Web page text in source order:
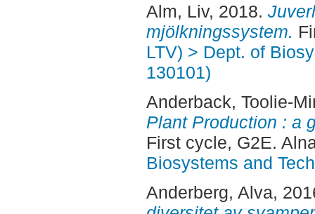
Alm, Liv, 2018.
mjölkningssystem.
LTV) > Dept. of
130101)
Anderback, Toolie-
Plant Production : a
First cycle, G2E.
Biosystems and
Anderberg, Alva,